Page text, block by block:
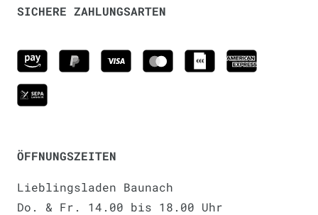
SICHERE ZAHLUNGSARTEN
ÖFFNUNGSZEITEN
Lieblingsladen Baunach
Do. & Fr. 14.00 bis 18.00 Uhr